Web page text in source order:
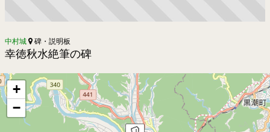
中村城 碑・説明板
幸徳秋水絶筆の碑
+
−